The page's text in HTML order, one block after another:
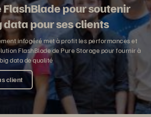
pour soutenir
data pour ses clients
infogéré met à profit les performances et
FlashBlade de Pure Storage pour fournir à
data de qualité
client